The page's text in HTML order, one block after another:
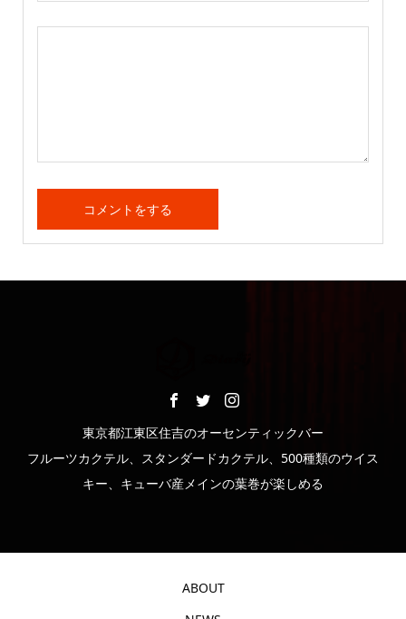
東京都江東区住吉のオーセンティックバー
フルーツカクテル、スタンダードカクテル、500種類のウイス
キー、キューバ産メインの葉巻が楽しめる
ABOUT